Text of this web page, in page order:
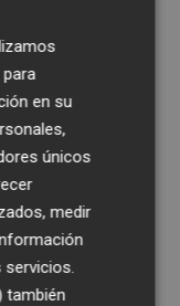
protagonismo
en valenciano
de
correo
en su
únicos
medir
servicios.
también